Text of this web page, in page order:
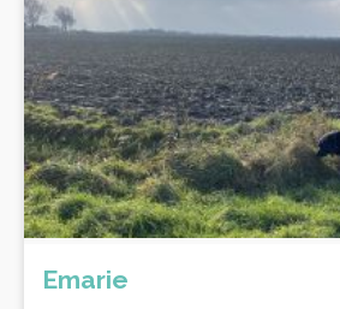
Emarie